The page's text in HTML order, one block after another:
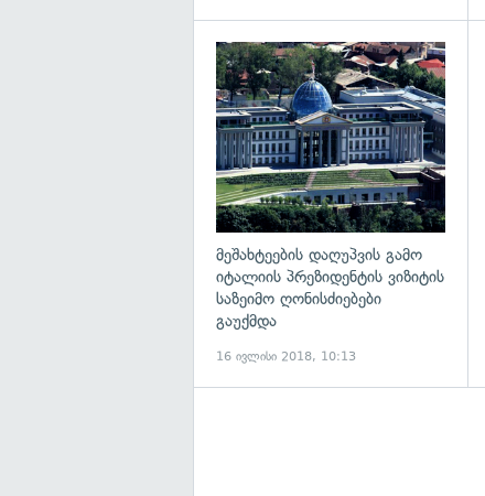
მეშახტეების დაღუპვის გამო
იტალიის პრეზიდენტის ვიზიტის
საზეიმო ღონისძიებები
გაუქმდა
16 ივლისი 2018, 10:13